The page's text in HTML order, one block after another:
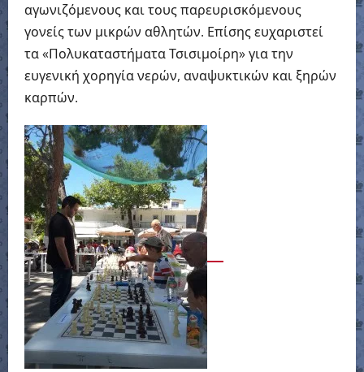
αγωνιζόμενους και τους παρευρισκόμενους
γονείς των μικρών αθλητών. Επίσης ευχαριστεί
τα «Πολυκαταστήματα Τσισιμοίρη» για την
ευγενική χορηγία νερών, αναψυκτικών και ξηρών
καρπών.